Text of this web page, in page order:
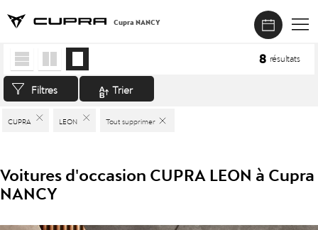
Cupra NANCY
Accueil > Véhicules d'occasion
CUPRA LEON Tout supprimer
Filtres Trier
8 résultats
Voitures d'occasion CUPRA LEON à Cupra
NANCY